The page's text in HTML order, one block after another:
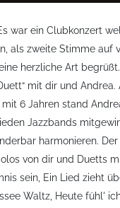
war ein Clubkonzert
als zweite Stimme auf
herzliche Art
mit dir und
6 Jahren stand
Jazzbands
harmonieren.
von dir und Duetts
sein, Ein Lied zieht
Waltz, Heute fühl'